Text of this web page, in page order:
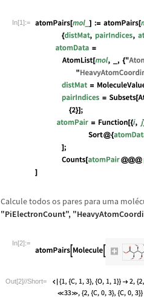
In[1]:=
Calcule todos os pares para uma molé
"PiElectronCount",
In[2]:=
Out[2]//Short=